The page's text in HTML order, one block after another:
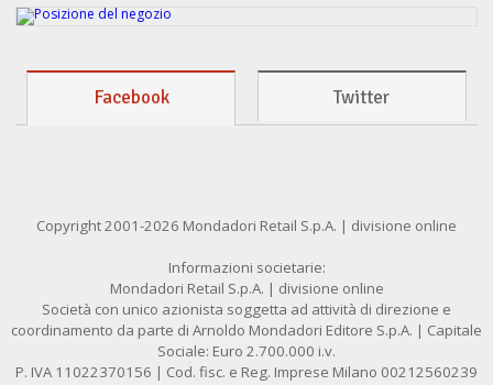
Facebook Twitter
Copyright 2001-2026 Mondadori Retail S.p.A. | divisione online
Informazioni societarie:
Mondadori Retail S.p.A. | divisione online
Società con unico azionista soggetta ad attività di direzione e
coordinamento da parte di Arnoldo Mondadori Editore S.p.A. | Capitale
Sociale: Euro 2.700.000 i.v.
P. IVA 11022370156 | Cod. fisc. e Reg. Imprese Milano 00212560239